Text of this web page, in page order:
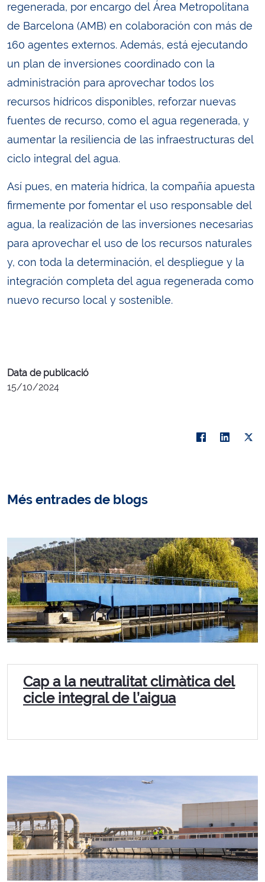
regenerada, por encargo del Área Metropolitana
de Barcelona (AMB) en colaboración con más de
160 agentes externos. Además, está ejecutando
un plan de inversiones coordinado con la
administración para aprovechar todos los
recursos hídricos disponibles, reforzar nuevas
fuentes de recurso, como el agua regenerada, y
aumentar la resiliencia de las infraestructuras del
ciclo integral del agua.
Así pues, en materia hídrica, la compañía apuesta
firmemente por fomentar el uso responsable del
agua, la realización de las inversiones necesarias
para aprovechar el uso de los recursos naturales
y, con toda la determinación, el despliegue y la
integración completa del agua regenerada como
nuevo recurso local y sostenible.
Data de publicació
15/10/2024
Més entrades de blogs
Cap a la neutralitat climàtica del
cicle integral de l’aigua